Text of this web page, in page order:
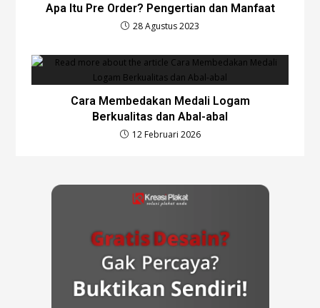
Apa Itu Pre Order? Pengertian dan Manfaat
28 Agustus 2023
Cara Membedakan Medali Logam
Berkualitas dan Abal-abal
12 Februari 2026